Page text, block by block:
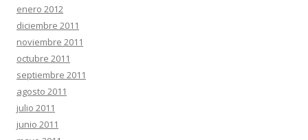
enero 2012
diciembre 2011
noviembre 2011
octubre 2011
septiembre 2011
agosto 2011
julio 2011
junio 2011